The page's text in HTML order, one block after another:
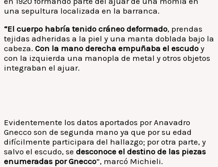
una sepultura localizada en la barranca.
“El cuerpo habría tenido cráneo deformado, prendas
tejidas adheridas a la piel y una manta doblada bajo la
cabeza. Con la mano derecha empuñaba el escudo y
con la izquierda una manopla de metal y otros objetos
integraban el ajuar.
Evidentemente los datos aportados por Anavadro
Gnecco son de segunda mano ya que por su edad
difícilmente participara del hallazgo; por otra parte, y
salvo el escudo, se desconoce el destino de las piezas
enumeradas por Gnecco”, marcó Michieli.